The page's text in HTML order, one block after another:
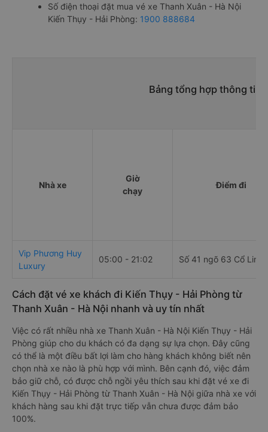
Số điện thoại đặt mua vé xe Thanh Xuân - Hà Nội
Kiến Thụy - Hải Phòng: 1900 888684
Bảng tổng hợp thông tin
Nhà xe
Giờ
chạy
Điểm đi
Vip Phương Huy
Luxury
05:00 - 21:02 Số 41 ngõ 63 Cổ Linh
Cách đặt vé xe khách đi Kiến Thụy - Hải Phòng từ
Thanh Xuân - Hà Nội nhanh và uy tín nhất
Việc có rất nhiều nhà xe Thanh Xuân - Hà Nội Kiến Thụy - Hải
Phòng giúp cho du khách có đa dạng sự lựa chọn. Đây cũng
có thể là một điều bất lợi làm cho hàng khách không biết nên
chọn nhà xe nào là phù hợp với mình. Bên cạnh đó, việc đảm
bảo giữ chỗ, có được chỗ ngồi yêu thích sau khi đặt vé xe đi
Kiến Thụy - Hải Phòng từ Thanh Xuân - Hà Nội giữa nhà xe với
khách hàng sau khi đặt trực tiếp vẫn chưa được đảm bảo
100%.